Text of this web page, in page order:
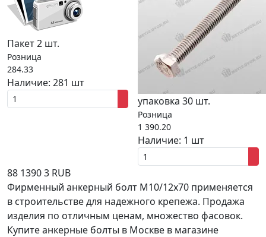
Пакет 2 шт.
Розница
284.33
Наличие: 281 шт
упаковка 30 шт.
Розница
1 390.20
Наличие: 1 шт
88 13903 RUB
Фирменный анкерный болт M10/12x70 применяется
в строительстве для надежного крепежа. Продажа
изделия по отличным ценам, множество фасовок.
Купите анкерные болты в Москве в магазине